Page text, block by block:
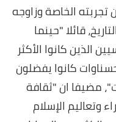
الخاصة وزاوجه
قائلا "حينما
الذين كانوا الأكثر
كانوا يفضلون
مضيفا ان "ثقافة
وتعاليم الإسلام